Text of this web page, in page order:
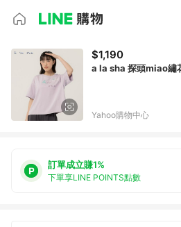
$1,190
a la sha 探頭miao繡
Yahoo購物中心
訂單成立賺1%
下單享LINE POINTS點數